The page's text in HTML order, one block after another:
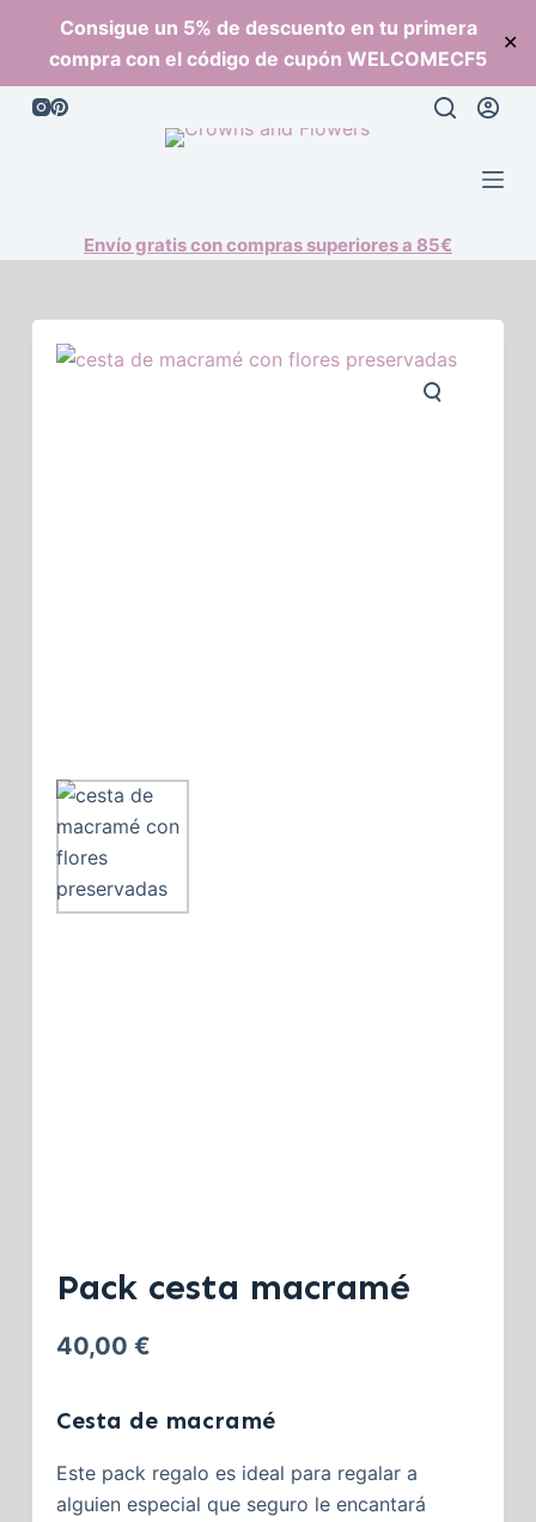
Consigue un 5% de descuento en tu primera
compra con el código de cupón WELCOMECF5
✕
l
Envío gratis con compras superiores a 85€
Pack cesta macramé
40,00 €
Cesta de macramé
Este pack regalo es ideal para regalar a
alguien especial que seguro le encantará